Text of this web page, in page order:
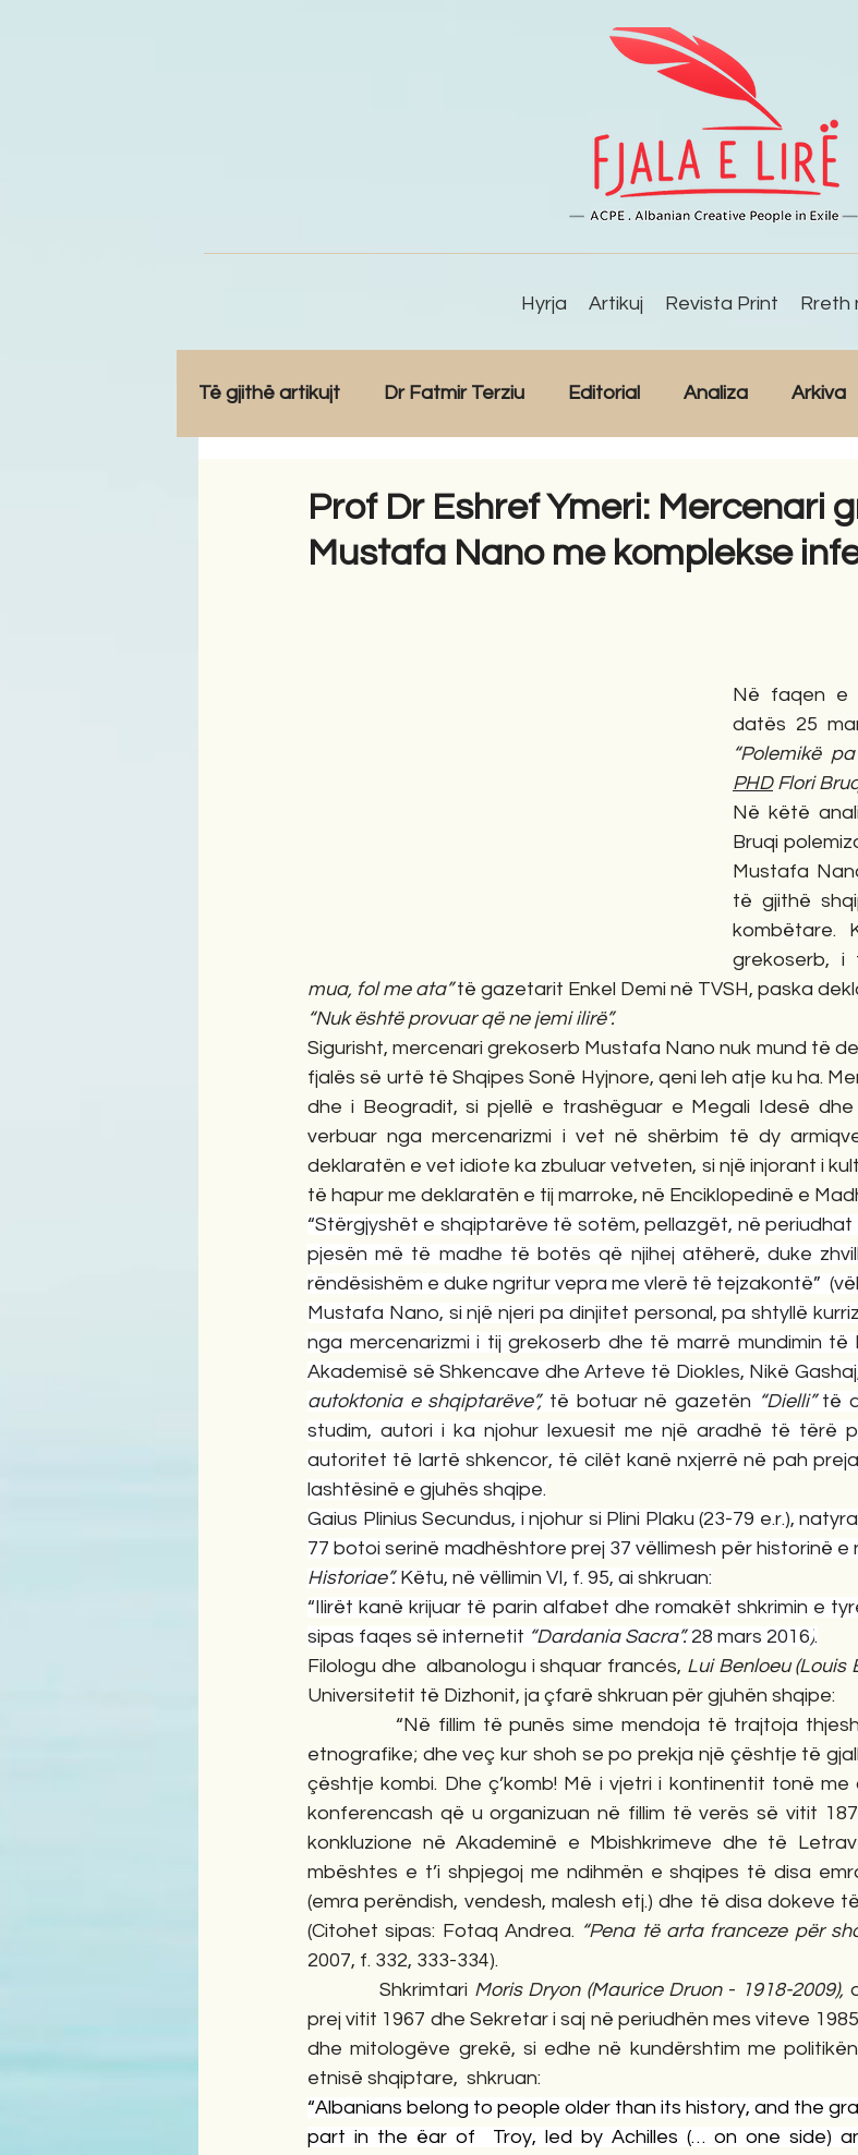
Hyrja Artikuj Revista Print Rreth
Të gjithë artikujt Dr Fatmir Terziu Editorial Analiza Arkiva
Antologji Poezi Tregime Novela Romane
Prof Dr Eshref Ymeri: Mercenari
Mustafa Nano me komplekse
Në faqen e
“Polemikë
PHD Flori
Në këtë
Bruqi
Mustafa
të gjithë
kombëtare.
grekoserb, i
mua, fol me ata” të gazetarit Enkel Demi në TVSH, paska
“Nuk është provuar që ne jemi ilirë”.
Sigurisht, mercenari grekoserb Mustafa Nano nuk mund të
fjalës së urtë të Shqipes Sonë Hyjnore, qeni leh atje ku ha.
dhe i Beogradit, si pjellë e trashëguar e Megali Idesë
verbuar nga mercenarizmi i vet në shërbim të dy
deklaratën e vet idiote ka zbuluar vetveten, si një injorant i
të hapur me deklaratën e tij marroke, në Enciklopedinë e
“Stërgjyshët e shqiptarëve të sotëm, pellazgët, në
pjesën më të madhe të botës që njihej atëherë, duke
rëndësishëm e duke ngritur vepra me vlerë të tejzakontë”
Mustafa Nano, si një njeri pa dinjitet personal, pa shtyllë
nga mercenarizmi i tij grekoserb dhe të marrë mundimin
Akademisë së Shkencave dhe Arteve të Diokles, Nikë
autoktonia e shqiptarëve”, të botuar në gazetën “Dielli” të
studim, autori i ka njohur lexuesit me një aradhë të tërë
autoritet të lartë shkencor, të cilët kanë nxjerrë në pah
lashtësinë e gjuhës shqipe.
Gaius Plinius Secundus, i njohur si Plini Plaku (23-79 e.r.),
77 botoi serinë madhështore prej 37 vëllimesh për historinë
Historiae”. Këtu, në vëllimin VI, f. 95, ai shkruan:
“Ilirët kanë krijuar të parin alfabet dhe romakët shkrimin e
sipas faqes së internetit “Dardania Sacra”. 28 mars 2016).
Filologu dhe  albanologu i shquar francés, Lui Benloeu (Louis
Universitetit të Dizhonit, ja çfarë shkruan për gjuhën shqipe:
“Në fillim të punës sime mendoja të trajtoja thjesht
etnografike; dhe veç kur shoh se po prekja një çështje të
çështje kombi. Dhe ç’komb! Më i vjetri i kontinentit tonë
konferencash që u organizuan në fillim të verës së vitit
konkluzione në Akademinë e Mbishkrimeve dhe të
mbështes e t’i shpjegoj me ndihmën e shqipes të disa
(emra perëndish, vendesh, malesh etj.) dhe të disa dokeve
(Citohet sipas: Fotaq Andrea. “Pena të arta franceze për
2007, f. 332, 333-334).
Shkrimtari Moris Dryon (Maurice Druon - 1918-2009),
prej vitit 1967 dhe Sekretar i saj në periudhën mes viteve
dhe mitologëve grekë, si edhe në kundërshtim me
etnisë shqiptare,  shkruan:
“Albanians belong to people older than its history, and the